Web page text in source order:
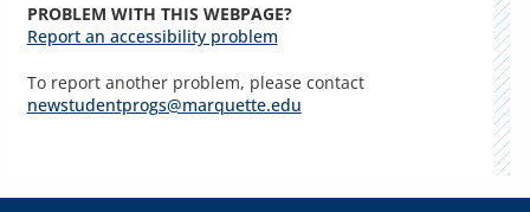
PROBLEM WITH THIS WEBPAGE?
Report an accessibility problem
To report another problem, please contact
newstudentprogs@marquette.edu